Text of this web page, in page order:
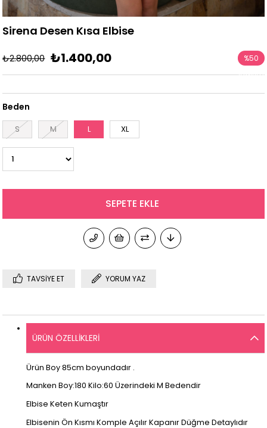
Sirena Desen Kısa Elbise
₺2.800,00 ₺1.400,00 %50
İndirim
Beden
S M L XL
TAVSIYE ET YORUM YAZ
ÜRÜN ÖZELLIKLERI
Ürün Boy 85cm boyundadır .
Manken Boy:180 Kilo:60 Üzerindeki M Bedendir
Elbise Keten Kumaştır
Elbisenin Ön Kısmı Komple Açılır Kapanır Düğme Detaylıdır